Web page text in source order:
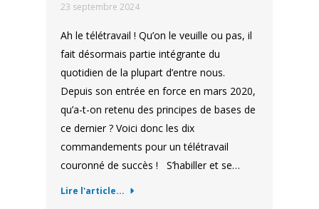
23 septembre 2024
Ah le télétravail ! Qu’on le veuille ou pas, il
fait désormais partie intégrante du
quotidien de la plupart d’entre nous.
Depuis son entrée en force en mars 2020,
qu’a-t-on retenu des principes de bases de
ce dernier ? Voici donc les dix
commandements pour un télétravail
couronné de succès ! S’habiller et se…
Lire l'article...